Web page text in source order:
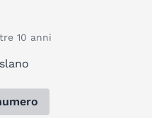
10 anni